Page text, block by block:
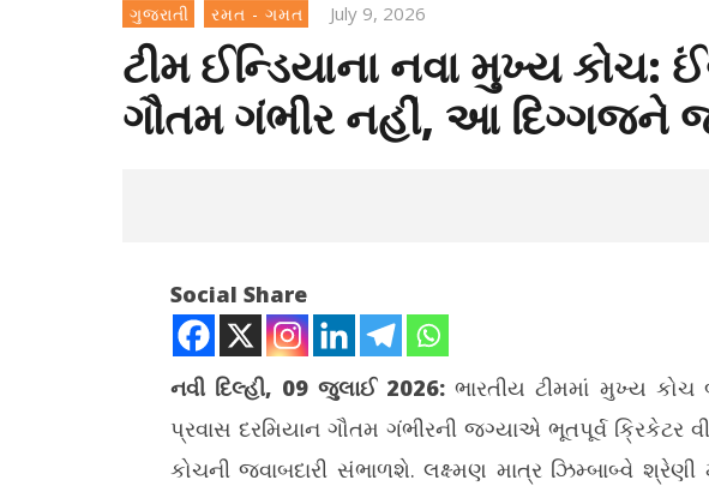
ગુજરાતી રમત - ગમત July 9, 2026
ટીમ ઈન્ડિયાના નવા મુખ્ય કોચ:
ગૌતમ ગંભીર નહીં, આ દિગ્ગજને
Social Share
નવી દિલ્હી, 09 જુલાઈ 2026:ભારતીય ટીમમાં મુખ્ય કોચ
પ્રવાસ દરમિયાન ગૌતમ ગંભીરની જગ્યાએ ભૂતપૂર્વ ક્રિકેટર
કોચની જવાબદારી સંભાળશે. લક્ષ્મણ માત્ર ઝિમ્બાબ્વે